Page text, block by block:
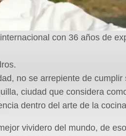
con 36 años de
no se arrepiente de cumplir
ciudad que considera
dentro del arte de la
vividero del mundo, de